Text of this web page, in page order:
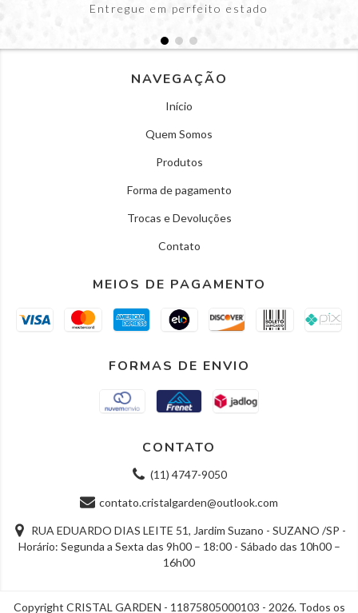
Entregue em perfeito estado
NAVEGAÇÃO
Início
Quem Somos
Produtos
Forma de pagamento
Trocas e Devoluções
Contato
MEIOS DE PAGAMENTO
FORMAS DE ENVIO
CONTATO
(11) 4747-9050
contato.cristalgarden@outlook.com
RUA EDUARDO DIAS LEITE 51, Jardim Suzano - SUZANO /SP -
Horário: Segunda a Sexta das 9h00 – 18:00 - Sábado das 10h00 –
16h00
Copyright CRISTAL GARDEN - 11875805000103 - 2026. Todos os